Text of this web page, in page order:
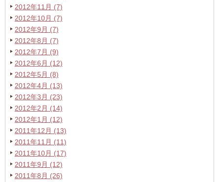
2012年11月 (7)
2012年10月 (7)
2012年9月 (7)
2012年8月 (7)
2012年7月 (9)
2012年6月 (12)
2012年5月 (8)
2012年4月 (13)
2012年3月 (23)
2012年2月 (14)
2012年1月 (12)
2011年12月 (13)
2011年11月 (11)
2011年10月 (17)
2011年9月 (12)
2011年8月 (26)